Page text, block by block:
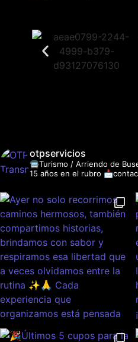
otpservicios
🚍Turismo / Arriendo de
15 años en el rubro